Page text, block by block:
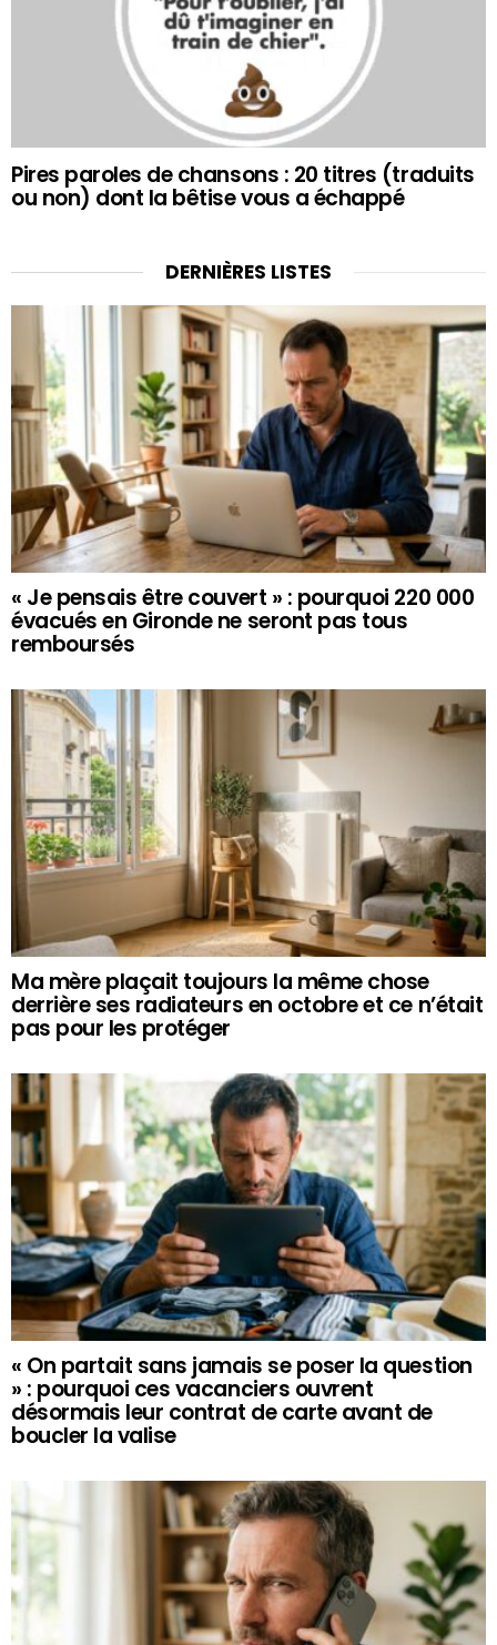
Pires paroles de chansons : 20 titres (traduits
ou non) dont la bêtise vous a échappé
DERNIÈRES LISTES
« Je pensais être couvert » : pourquoi 220 000
évacués en Gironde ne seront pas tous
remboursés
Ma mère plaçait toujours la même chose
derrière ses radiateurs en octobre et ce n’était
pas pour les protéger
« On partait sans jamais se poser la question
» : pourquoi ces vacanciers ouvrent
désormais leur contrat de carte avant de
boucler la valise